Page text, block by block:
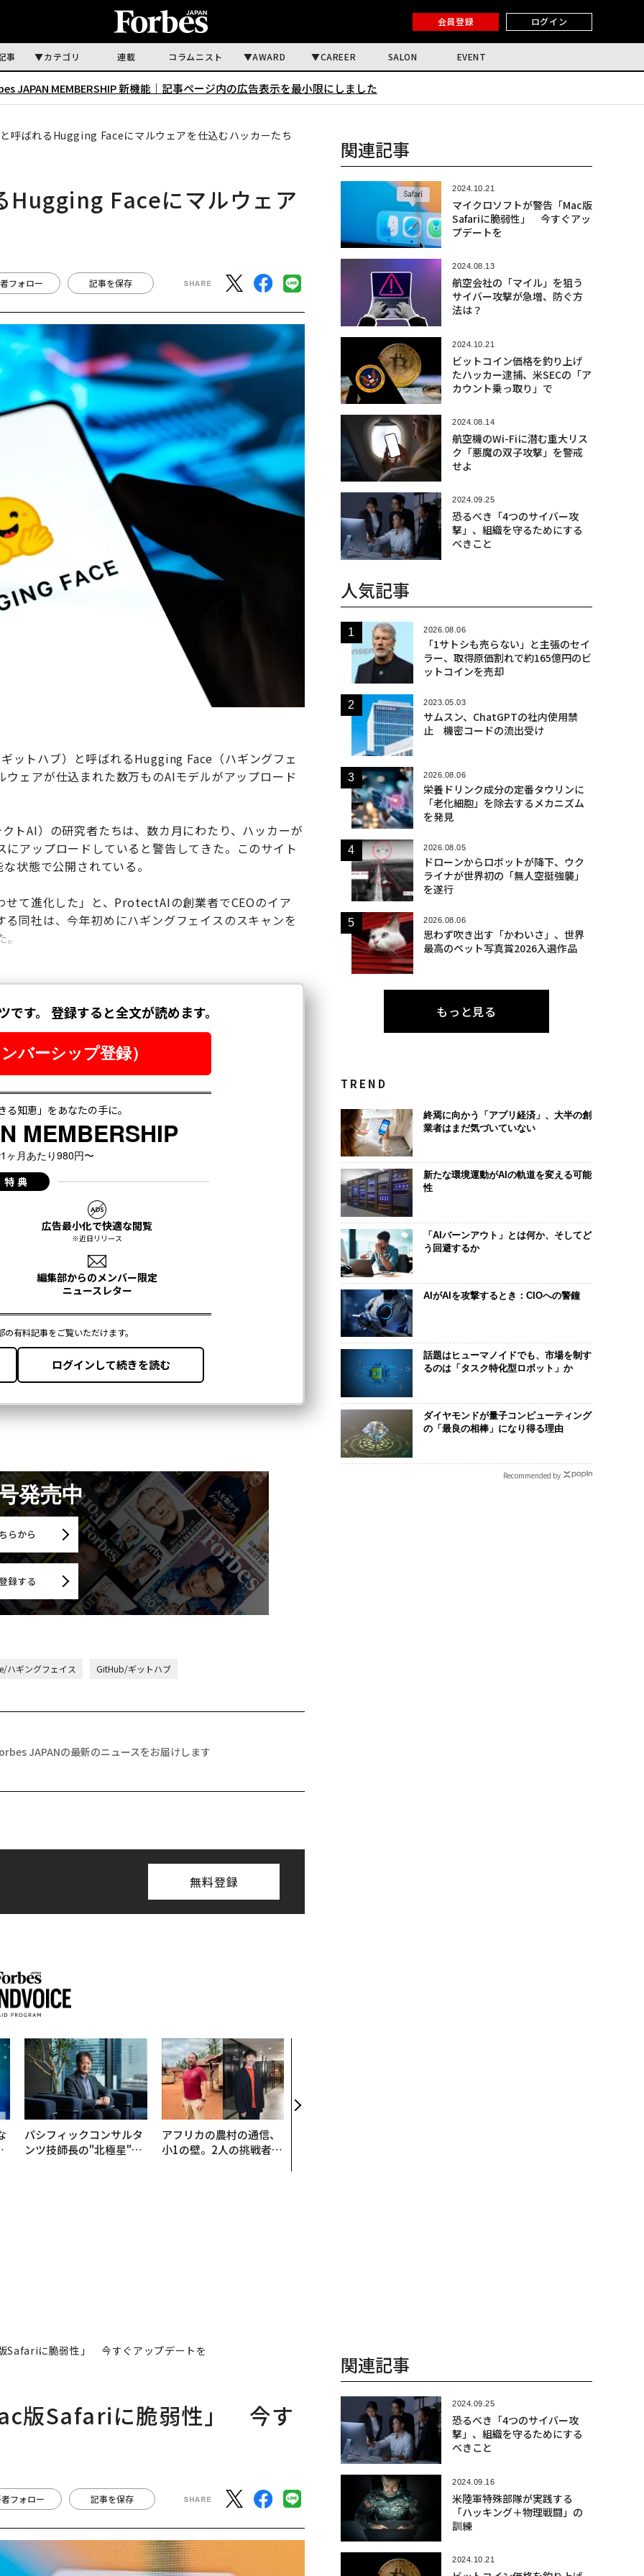
会員登録 ログイン
事 カテゴリ 連載 コラムニスト AWARD CAREER SALON EVENT
JAPAN MEMBERSHIP 新機能｜ 記事ページ内の広告表示を最小限にしました
呼ばれるHugging Faceにマルウェアを仕込むハッカーたち
Faceにマルウェア
フォロー 記事を保存
ットハブ）と呼ばれるHugging Face（ハギングフェ
ェアが仕込まれた数万ものAIモデルがアップロード
トAI）の研究者たちは、数カ月にわたり、ハッカーが
アップロードしていると警告してきた。このサイト
状態で公開されている。
て進化した」と、ProtectAIの創業者でCEOのイア
同社は、今年初めにハギングフェイスのスキャンを
発売中
らから
録する
ハギングフェイス GitHub/ギットハブ
JAPANの最新のニュースをお届けします
無料登録
パシフィックコンサルタ
ンツ技師長の"北極星"。
アフリカの農村の通信、
小1の壁。2人の挑戦者が
×PwC】
関連記事
2024.10.21
マイクロソフトが警告「Mac版
Safariに脆弱性」 今すぐアッ
プデートを
2024.08.13
航空会社の「マイル」を狙う
サイバー攻撃が急増、防ぐ方
法は？
2024.10.21
ビットコイン価格を釣り上げ
たハッカー逮捕、米SECの「ア
カウント乗っ取り」で
2024.08.14
航空機のWi-Fiに潜む重大リス
ク「悪魔の双子攻撃」を警戒
せよ
2024.09.25
恐るべき「4つのサイバー攻
撃」、組織を守るためにする
べきこと
人気記事
2026.08.06
「1サトシも売らない」と主張のセイ
ラー、取得原価割れで約165億円のビ
ットコインを売却
2023.05.03
サムスン、ChatGPTの社内使用禁
止 機密コードの流出受け
2026.08.06
栄養ドリンク成分の定番タウリンに
「老化細胞」を除去するメカニズム
を発見
2026.08.05
ドローンからロボットが降下、ウク
ライナが世界初の「無人空挺強襲」
を遂行
2026.08.06
思わず吹き出す「かわいさ」、世界
最高のペット写真賞2026入選作品
もっと見る
TREND
終焉に向かう「アプリ経済」、大半の創
業者はまだ気づいていない
新たな環境運動がAIの軌道を変える可能
性
「AIバーンアウト」とは何か、そしてど
う回避するか
AIがAIを攻撃するとき：CIOへの警鐘
話題はヒューマノイドでも、市場を制す
るのは「タスク特化型ロボット」か
ダイヤモンドが量子コンピューティング
の「最良の相棒」になり得る理由
Recommended by
Safariに脆弱性」 今すぐアップデートを
版Safariに脆弱性」 今す
フォロー 記事を保存
関連記事
2024.09.25
恐るべき「4つのサイバー攻
撃」、組織を守るためにする
べきこと
2024.09.16
米陸軍特殊部隊が実践する
「ハッキング＋物理戦闘」の
訓練
2024.10.21